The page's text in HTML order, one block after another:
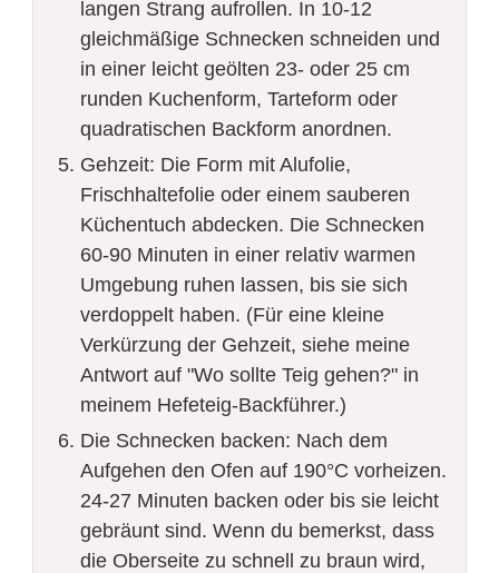
langen Strang aufrollen. In 10-12
gleichmäßige Schnecken schneiden und
in einer leicht geölten 23- oder 25 cm
runden Kuchenform, Tarteform oder
quadratischen Backform anordnen.
Gehzeit: Die Form mit Alufolie,
Frischhaltefolie oder einem sauberen
Küchentuch abdecken. Die Schnecken
60-90 Minuten in einer relativ warmen
Umgebung ruhen lassen, bis sie sich
verdoppelt haben. (Für eine kleine
Verkürzung der Gehzeit, siehe meine
Antwort auf "Wo sollte Teig gehen?" in
meinem Hefeteig-Backführer.)
Die Schnecken backen: Nach dem
Aufgehen den Ofen auf 190°C vorheizen.
24-27 Minuten backen oder bis sie leicht
gebräunt sind. Wenn du bemerkst, dass
die Oberseite zu schnell zu braun wird,